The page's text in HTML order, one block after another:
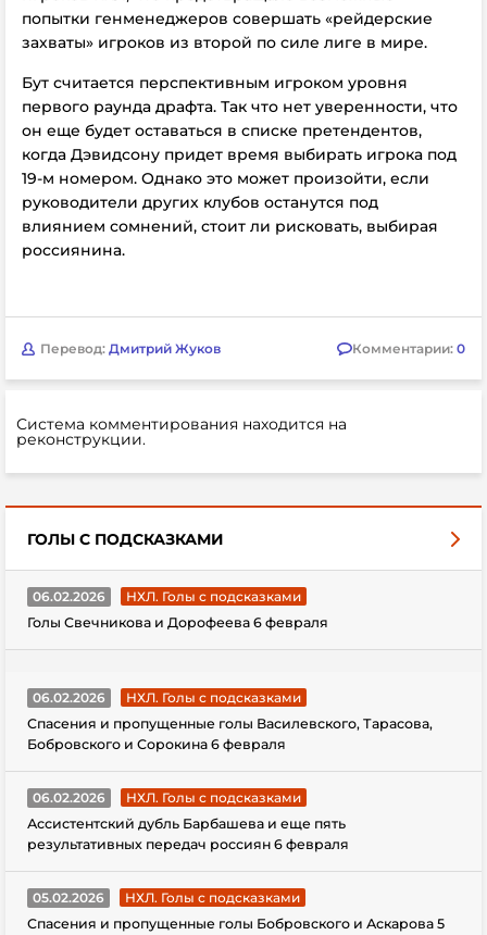
попытки генменеджеров совершать «рейдерские
захваты» игроков из второй по силе лиге в мире.
Бут считается перспективным игроком уровня
первого раунда драфта. Так что нет уверенности, что
он еще будет оставаться в списке претендентов,
когда Дэвидсону придет время выбирать игрока под
19-м номером. Однако это может произойти, если
руководители других клубов останутся под
влиянием сомнений, стоит ли рисковать, выбирая
россиянина.
Перевод: Дмитрий Жуков Комментарии: 0
Система комментирования находится на
реконструкции.
ГОЛЫ С ПОДСКАЗКАМИ
06.02.2026
НХЛ. Голы с подсказками
Голы Свечникова и Дорофеева 6 февраля
06.02.2026
НХЛ. Голы с подсказками
Спасения и пропущенные голы Василевского, Тарасова,
Бобровского и Сорокина 6 февраля
06.02.2026
НХЛ. Голы с подсказками
Ассистентский дубль Барбашева и еще пять
результативных передач россиян 6 февраля
05.02.2026
НХЛ. Голы с подсказками
Спасения и пропущенные голы Бобровского и Аскарова 5